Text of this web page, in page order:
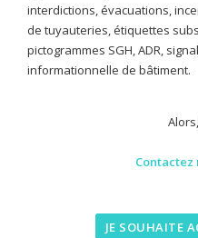
interdictions, évacuations,
de tuyauteries, étiquettes
pictogrammes SGH, ADR,
informationnelle de bâtiment.
Contactez
JE SOUHAITE